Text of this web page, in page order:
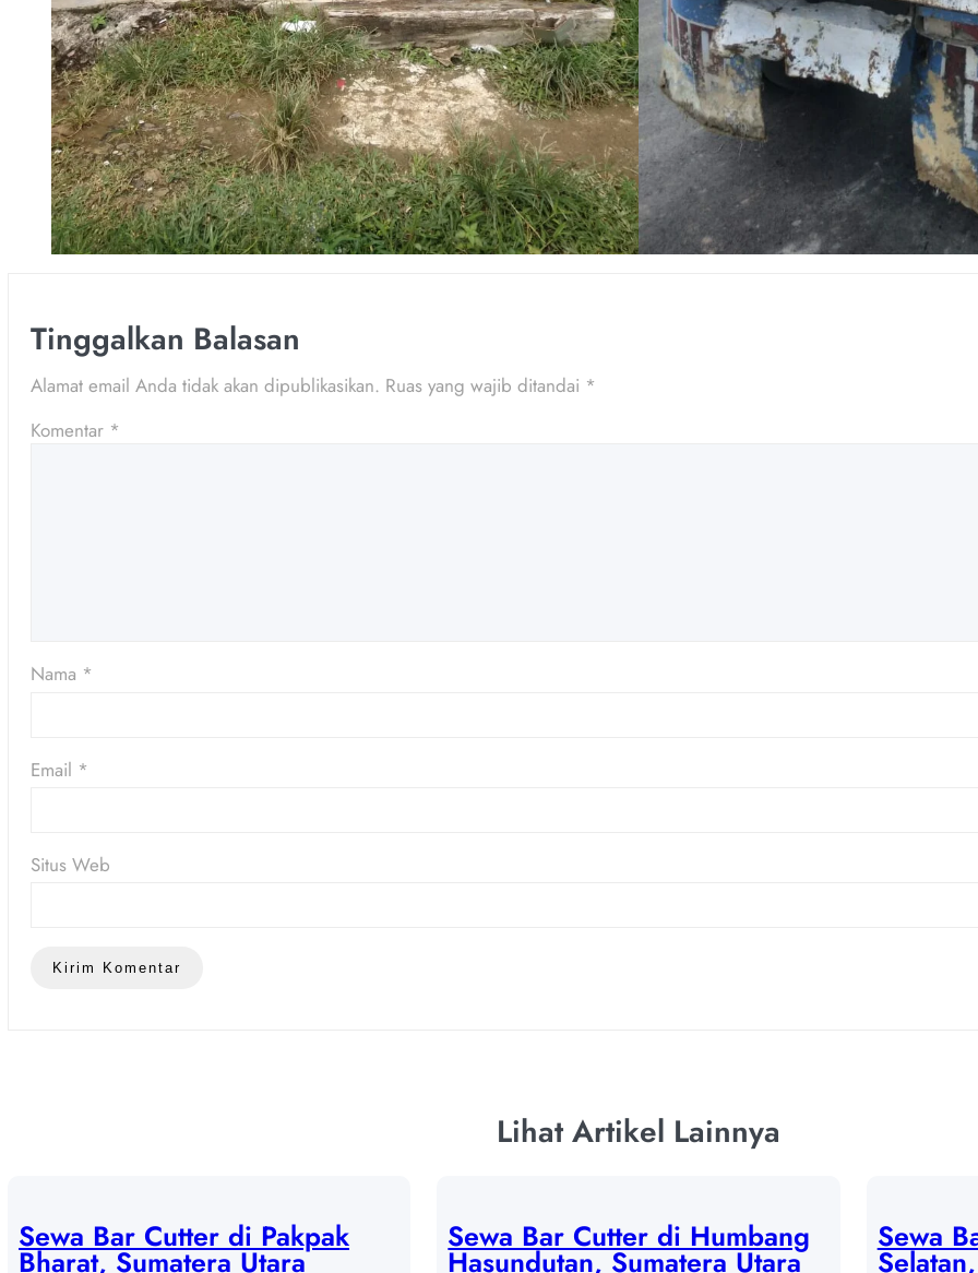
Tinggalkan Balasan
Alamat email Anda tidak akan dipublikasikan. Ruas yang wajib ditandai *
Komentar *
Nama *
Email *
Situs Web
Lihat Artikel Lainnya
Sewa Bar Cutter di Pakpak
Bharat, Sumatera Utara
Sewa Bar Cutter di Humbang
Hasundutan, Sumatera Utara
Sewa